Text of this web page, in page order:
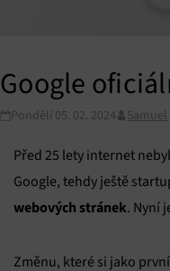
Google
Pondělí 05. 02. 2024 Samuel
Před 25 lety internet
Google, tehdy ještě
webových stránek. Nyní
Změnu, které si jako